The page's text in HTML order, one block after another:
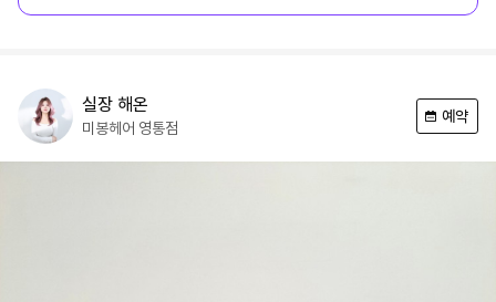
실장 해온
미봉헤어 영통점
예약